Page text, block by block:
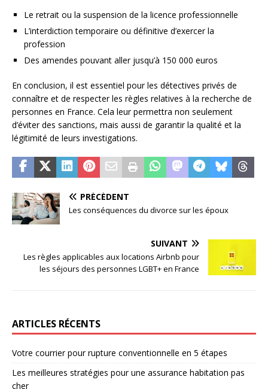
Le retrait ou la suspension de la licence professionnelle
L’interdiction temporaire ou définitive d’exercer la
profession
Des amendes pouvant aller jusqu’à 150 000 euros
En conclusion, il est essentiel pour les détectives privés de
connaître et de respecter les règles relatives à la recherche de
personnes en France. Cela leur permettra non seulement
d’éviter des sanctions, mais aussi de garantir la qualité et la
légitimité de leurs investigations.
PRÉCÉDENT
Les conséquences du divorce sur les époux
SUIVANT
Les règles applicables aux locations Airbnb pour
les séjours des personnes LGBT+ en France
ARTICLES RÉCENTS
Votre courrier pour rupture conventionnelle en 5 étapes
Les meilleures stratégies pour une assurance habitation pas
cher